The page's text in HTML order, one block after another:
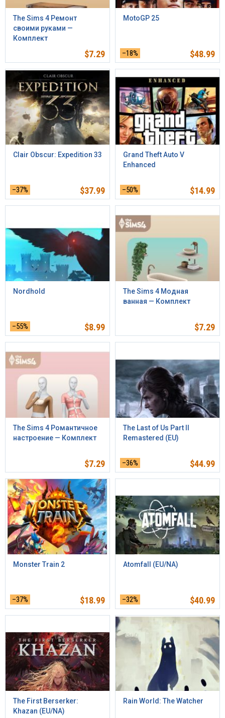
The Sims 4 Ремонт
своими руками —
Комплект
$7.29
MotoGP 25
–18% $48.99
Clair Obscur: Expedition 33
–37% $37.99
Grand Theft Auto V
Enhanced
–50% $14.99
Nordhold
–55% $8.99
The Sims 4 Модная
ванная — Комплект
$7.29
The Sims 4 Романтичное
настроение — Комплект
$7.29
The Last of Us Part II
Remastered (EU)
–36% $44.99
Monster Train 2
–37% $18.99
Atomfall (EU/NA)
–32% $40.99
The First Berserker:
Khazan (EU/NA)
Rain World: The Watcher